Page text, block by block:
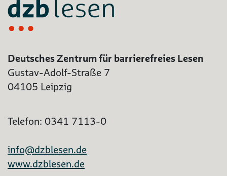
Deutsches Zentrum für barrierefreies Lesen
Gustav-Adolf-Straße 7
04105 Leipzig
Telefon: 0341 7113-0
info@dzblesen.de
www.dzblesen.de